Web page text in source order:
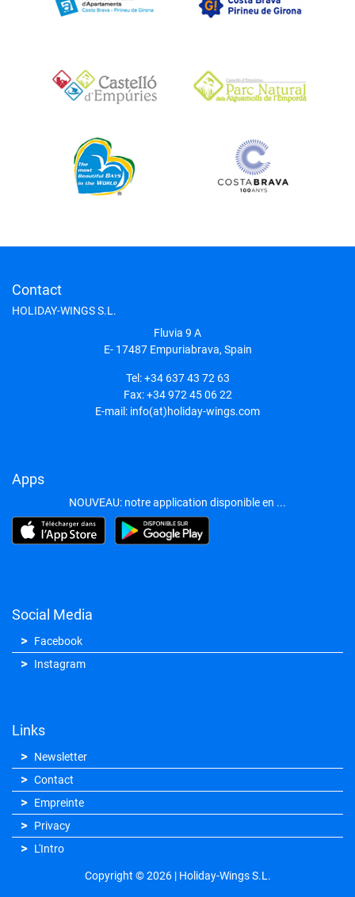
Contact
HOLIDAY-WINGS S.L.
Fluvia 9 A
E- 17487 Empuriabrava, Spain
Tel:+34 637 43 72 63
Fax:+34 972 45 06 22
E-mail: info(at)holiday-wings.com
Apps
NOUVEAU: notre application disponible en ...
Social Media
Facebook
Instagram
Links
Newsletter
Contact
Empreinte
Privacy
L'Intro
Copyright © 2026 | Holiday-Wings S.L.